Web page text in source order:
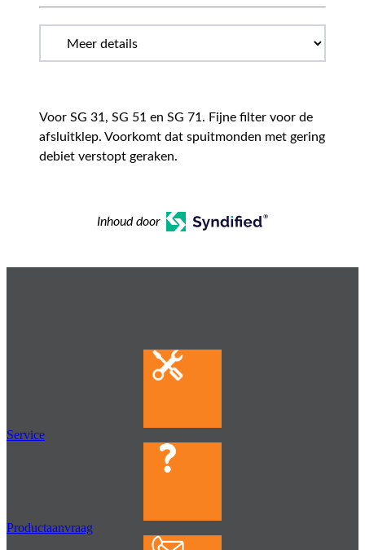
Voor SG 31, SG 51 en SG 71. Fijne filter voor de
afsluitklep. Voorkomt dat spuitmonden met gering
debiet verstopt geraken.
Inhoud door
Service
Productaanvraag